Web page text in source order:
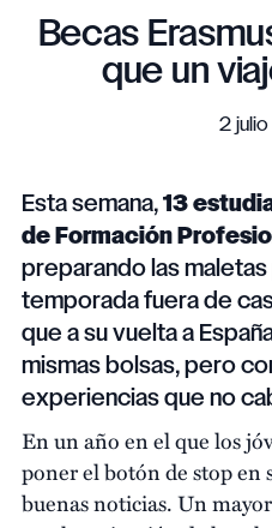
Becas
que un
2 julio
Esta semana, 13
de Formación
preparando las maletas
temporada fuera de
que a su vuelta a
mismas bolsas, pero
experiencias que no
En un año en el que los
poner el botón de stop
buenas noticias. Un